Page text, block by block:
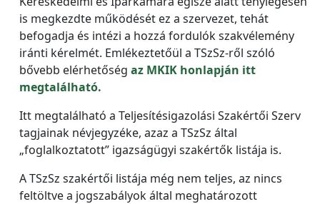
is megkezdte működését ez a szervezet, tehát
befogadja és intézi a hozzá fordulók szakvélemény
iránti kérelmét. Emlékeztetőül a TSzSz-ről szóló
bővebb elérhetőség az MKIK honlapján itt
megtalálható.
Itt megtalálható a Teljesítésigazolási Szakértői Szerv
tagjainak névjegyzéke, azaz a TSzSz által
„foglalkoztatott” igazságügyi szakértők listája is.
A TSzSz szakértői listája még nem teljes, az nincs
feltöltve a jogszabályok által meghatározott